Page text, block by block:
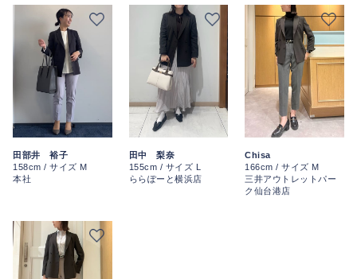
田部井 裕子
158cm / サイズ M
本社
田中 梨奈
155cm / サイズ L
ららぽーと横浜店
Chisa
166cm / サイズ M
三井アウトレットパー
ク仙台港店